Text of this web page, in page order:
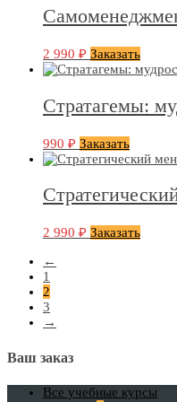
2 990 ₽ Заказать
Стратагемы:
990 ₽ Заказать
2 990 ₽ Заказать
←
1
2
3
→
Ваш заказ
Все учебные курсы